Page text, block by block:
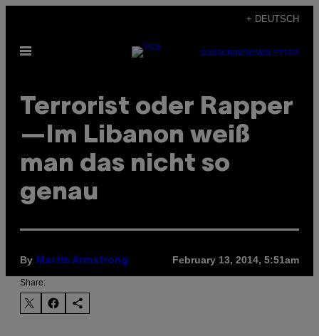
content
+ DEUTSCH
Open
SUBSCRIBENEWSLETTER
Terrorist oder Rapper
—Im Libanon weiß
man das nicht so
genau
By Martin Armstrong February 13, 2014, 5:51am
Share: